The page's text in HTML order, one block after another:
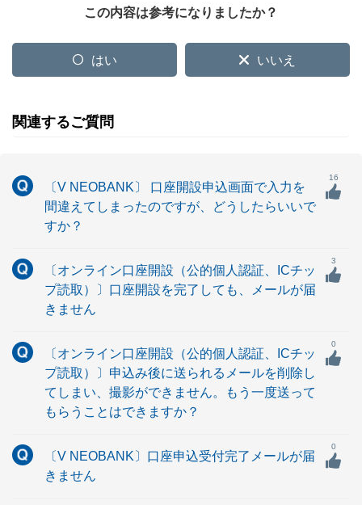
この内容は参考になりましたか？
はい いいえ
関連するご質問
〔V NEOBANK〕 口座開設申込画面で入力を
間違えてしまったのですが、どうしたらいいで
すか？
16
〔オンライン口座開設（公的個人認証、ICチッ
プ読取）〕口座開設を完了しても、メールが届
きません
3
〔オンライン口座開設（公的個人認証、ICチッ
プ読取）〕申込み後に送られるメールを削除し
てしまい、撮影ができません。もう一度送って
もらうことはできますか？
0
〔V NEOBANK〕口座申込受付完了メールが届
きません
0